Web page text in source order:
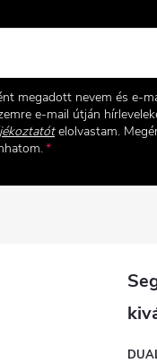
megadott nevem és e-
e-mail útján
elolvastam.